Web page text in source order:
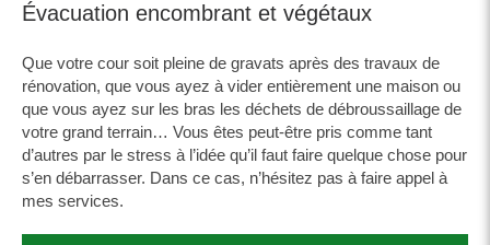
Évacuation encombrant et végétaux
Que votre cour soit pleine de gravats après des travaux de
rénovation, que vous ayez à vider entièrement une maison ou
que vous ayez sur les bras les déchets de débroussaillage de
votre grand terrain… Vous êtes peut-être pris comme tant
d’autres par le stress à l’idée qu’il faut faire quelque chose pour
s’en débarrasser. Dans ce cas, n’hésitez pas à faire appel à
mes services.